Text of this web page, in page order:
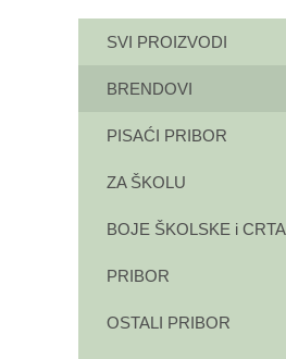
SVI PROIZVODI
BRENDOVI
PISAĆI PRIBOR
ZA ŠKOLU
BOJE ŠKOLSKE i
PRIBOR
OSTALI PRIBOR